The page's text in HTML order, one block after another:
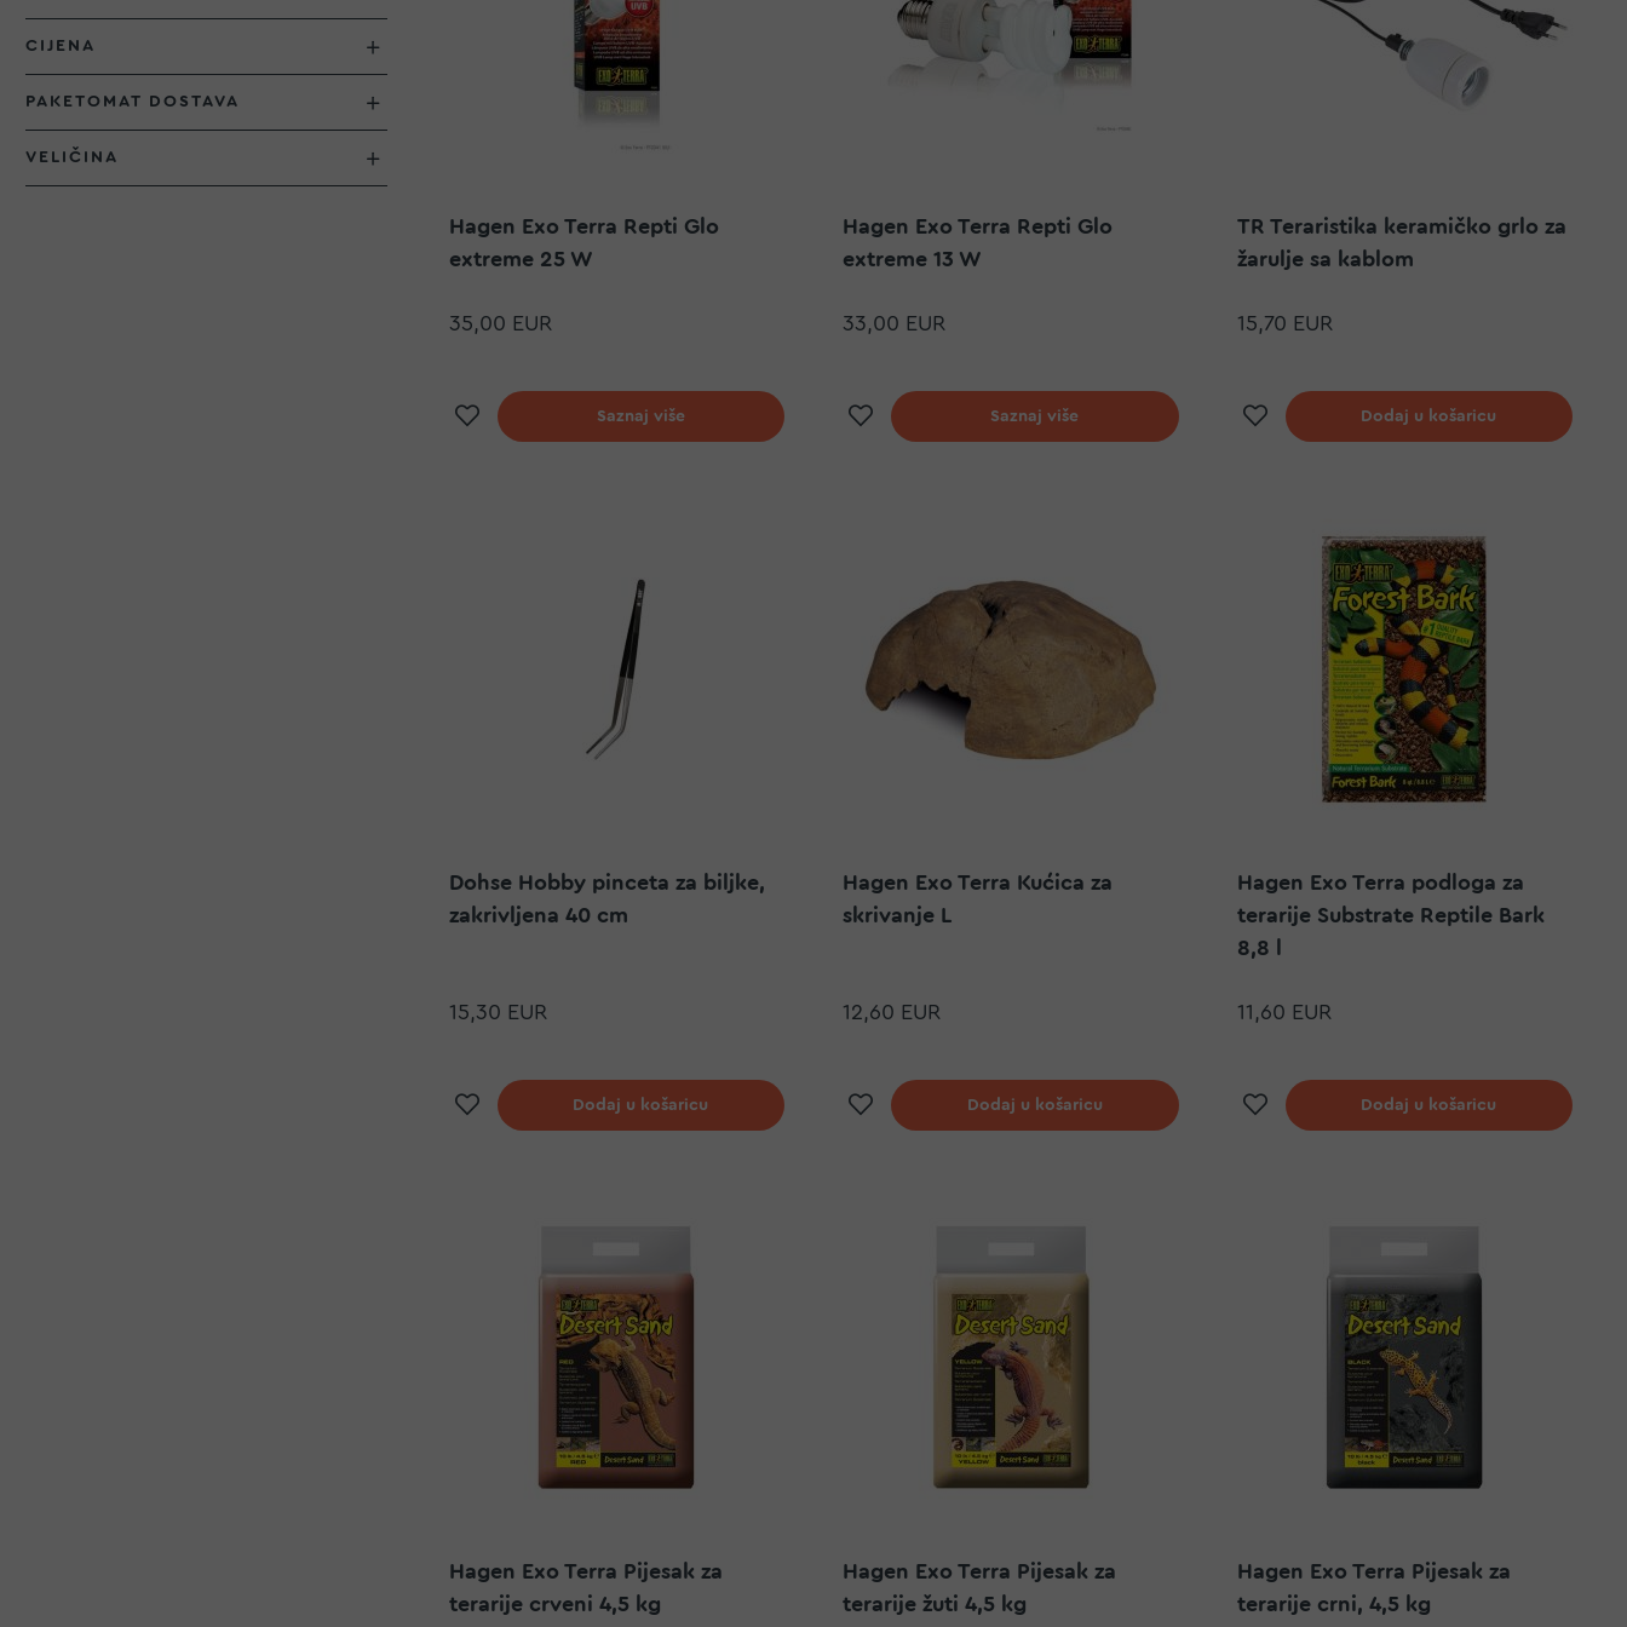
Hagen Exo Terra Repti Glo
extreme 25 W
35,00 EUR
Dodaj na listu želja
Saznaj više
Hagen Exo Terra Repti Glo
extreme 13 W
33,00 EUR
Dodaj na listu želja
Saznaj više
TR Teraristika keramičko grlo za
žarulje sa kablom
15,70 EUR
Dodaj na listu želja
Dodaj u košaricu
Dohse Hobby pinceta za biljke,
zakrivljena 40 cm
15,30 EUR
Dodaj na listu želja
Dodaj u košaricu
Hagen Exo Terra Kućica za
skrivanje L
12,60 EUR
Dodaj na listu želja
Dodaj u košaricu
Hagen Exo Terra podloga za
terarije Substrate Reptile Bark
8,8 l
11,60 EUR
Dodaj na listu želja
Dodaj u košaricu
Hagen Exo Terra Pijesak za
terarije crveni 4,5 kg
Hagen Exo Terra Pijesak za
terarije žuti 4,5 kg
Hagen Exo Terra Pijesak za
terarije crni, 4,5 kg
CIJENA
PAKETOMAT DOSTAVA
VELIČINA